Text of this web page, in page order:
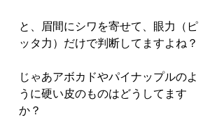
と、眉間にシワを寄せて、眼力（ピ
ッタ力）だけで判断してますよね？
じゃあアボカドやパイナップルのよ
うに硬い皮のものはどうしてます
か？